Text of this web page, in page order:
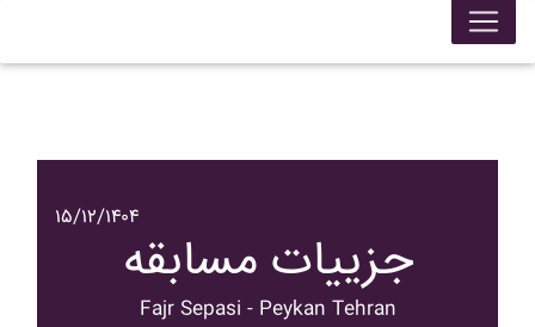
۱۵/۱۲/۱۴۰۴
جزییات مسابقه
Fajr Sepasi - Peykan Tehran